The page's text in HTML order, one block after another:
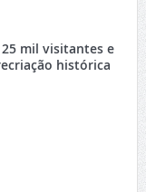
mil visitantes e
histórica